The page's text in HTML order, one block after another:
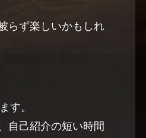
らず楽しいかもしれ
す。
自己紹介の短い時間